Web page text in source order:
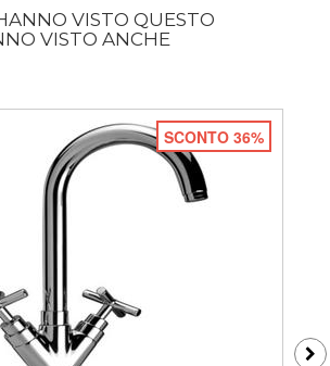
VISTO QUESTO
VISTO ANCHE
SCONTO 36%